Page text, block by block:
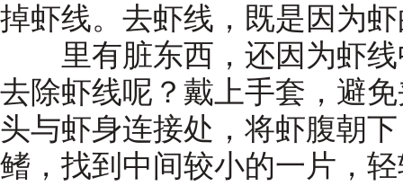
掉虾线。去虾线，既是因为
里有脏东西，还因为虾线
去除虾线呢？戴上手套，避
头与虾身连接处，将虾腹朝
鳍，找到中间较小的一片，